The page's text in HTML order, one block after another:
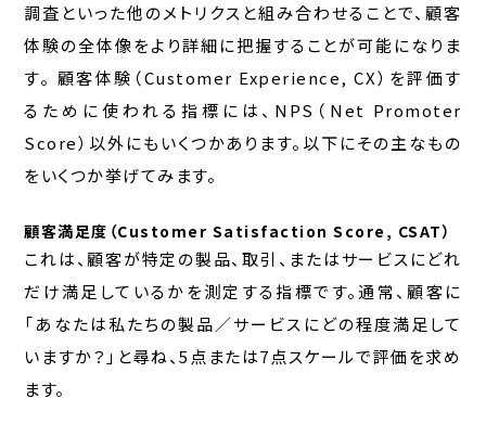
調査といった他のメトリクスと組み合わせることで、顧客
体験の全体像をより詳細に把握することが可能になりま
す。 顧客体験（Customer Experience, CX）を評価す
るために使われる指標には、NPS（Net Promoter
Score）以外にもいくつかあります。以下にその主なもの
をいくつか挙げてみます。
顧客満足度（Customer Satisfaction Score, CSAT）
これは、顧客が特定の製品、取引、またはサービスにどれ
だけ満足しているかを測定する指標です。通常、顧客に
「あなたは私たちの製品／サービスにどの程度満足して
いますか？」と尋ね、5点または7点スケールで評価を求め
ます。